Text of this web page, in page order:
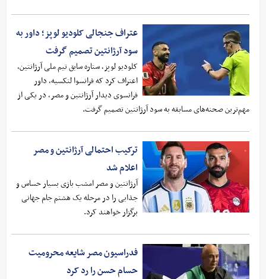
عتراف جنجالی کلودیو لوپز؛ داور به
سود آرژانتین تصمیم گرفت
کلودیو لوپز، ستاره سابق تیم ملی آرژانتین،
اعتراف کرد که فرانسوا لتکسیه، داور
فرانسوی دیدار آرژانتین و مصر، در یکی از
مهم‌ترین صحنه‌های مسابقه به سود آرژانتین تصمیم گرفت.
ترکیب احتمالی آرژانتین و مصر
اعلام شد
آرژانتین و مصر امشب بازی بسیار حساس و
جذابی را در مرحله یک هشتم جام جهانی
برگزار خواهند کرد.
فدراسیون مصر شایعه محرومیت
حسام حسن را رد کرد